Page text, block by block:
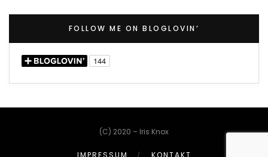
FOLLOW ME ON BLOGLOVIN’
(C) 2020 – Iris Knox